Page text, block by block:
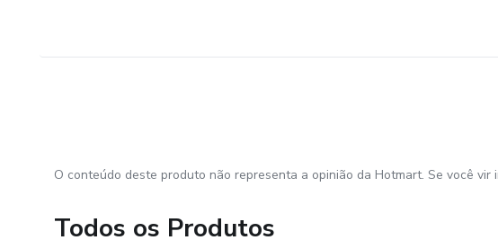
O conteúdo deste produto não representa a opinião da Hotmart. Se você vir
Todos os Produtos